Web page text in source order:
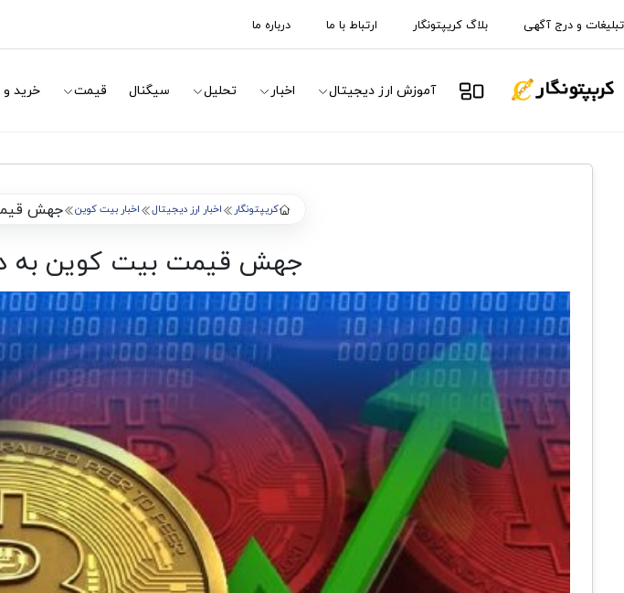
تبلیغات و درج آگهی بلاگ کریپتونگار ارتباط با ما درباره ما
آموزش ارز دیجیتال اخبار تحلیل سیگنال قیمت خرید
کریپتونگار اخبار ارز دیجیتال اخبار بیت کوین جهش
جهش قیمت بیت کوین به